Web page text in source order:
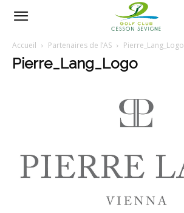
Golf
Sevigné
Accueil Partenaires de l’AS Pierre_Lang_Logo
Pierre_Lang_Logo